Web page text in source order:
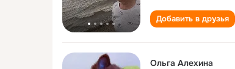
Добавить в друзья
Ольга Алехина